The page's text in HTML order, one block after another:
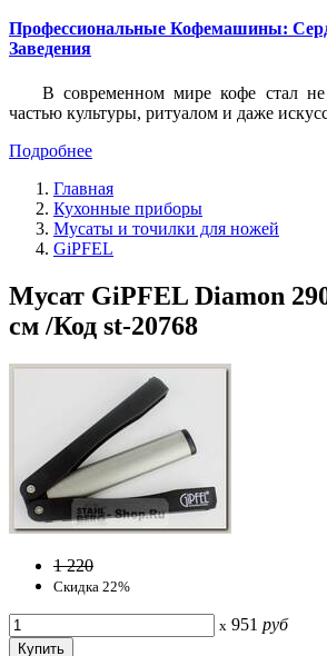
Профессиональные Кофемашины:
Заведения
В современном мире кофе стал
частью культуры, ритуалом и даже
Подробнее
Главная
Кухонные приборы
Мусаты и точилки для ножей
GiPFEL
Мусат GiPFEL Diamon
см /Код st-20768
1 220
Скидка 22%
x 951 руб